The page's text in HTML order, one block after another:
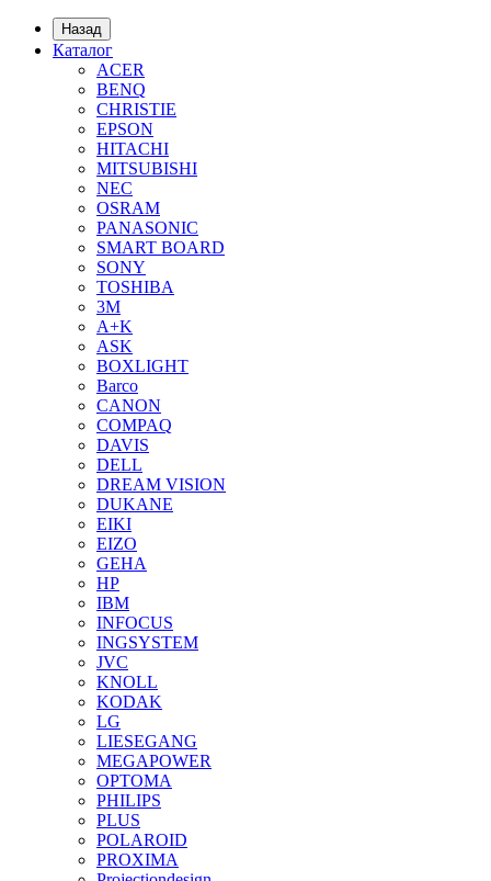
Назад
Каталог
ACER
BENQ
CHRISTIE
EPSON
HITACHI
MITSUBISHI
NEC
OSRAM
PANASONIC
SMART BOARD
SONY
TOSHIBA
3М
A+K
ASK
BOXLIGHT
Barco
CANON
COMPAQ
DAVIS
DELL
DREAM VISION
DUKANE
EIKI
EIZO
GEHA
HP
IBM
INFOCUS
INGSYSTEM
JVC
KNOLL
KODAK
LG
LIESEGANG
MEGAPOWER
OPTOMA
PHILIPS
PLUS
POLAROID
PROXIMA